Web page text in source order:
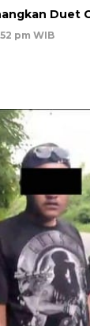
Duet
pm WIB